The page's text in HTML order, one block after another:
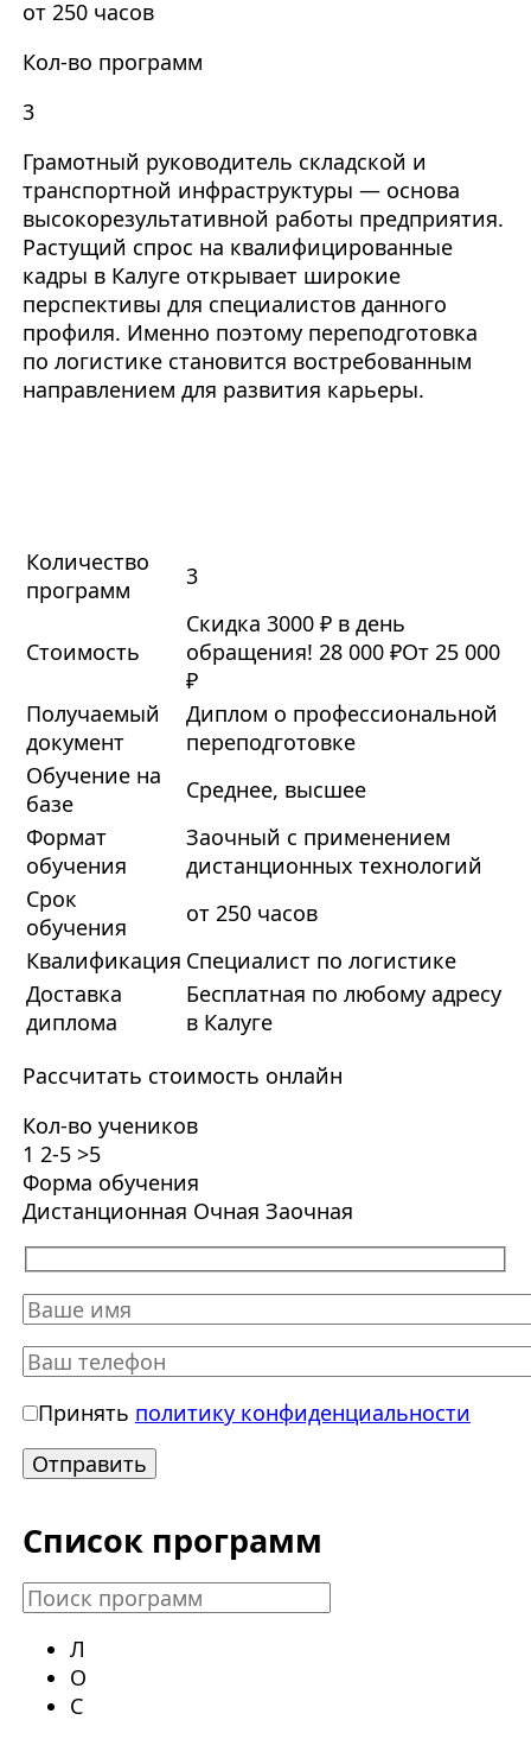
от 250 часов
Кол-во программ
3
Грамотный руководитель складской и
транспортной инфраструктуры — основа
высокорезультативной работы предприятия.
Растущий спрос на квалифицированные
кадры в Калуге открывает широкие
перспективы для специалистов данного
профиля. Именно поэтому переподготовка
по логистике становится востребованным
направлением для развития карьеры.
Количество
программ
3
Стоимость
Скидка 3000 ₽ в день
обращения! 28 000 ₽От 25 000
₽
Получаемый
документ
Диплом о профессиональной
переподготовке
Обучение на
базе
Среднее, высшее
Формат
обучения
Заочный с применением
дистанционных технологий
Срок
обучения
от 250 часов
Квалификация Специалист по логистике
Доставка
диплома
Бесплатная по любому адресу
в Калуге
Рассчитать стоимость онлайн
Кол-во учеников
1 2-5 >5
Форма обучения
Дистанционная Очная Заочная
Принять политику конфиденциальности
Список программ
Л
О
С